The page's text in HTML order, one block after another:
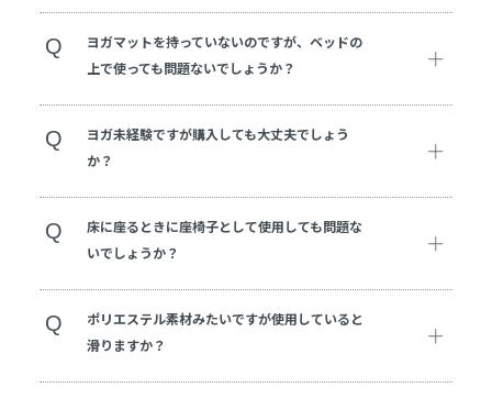
Q
ヨガマットを持っていないのですが、ベッドの
上で使っても問題ないでしょうか？
Q
ヨガ未経験ですが購入しても大丈夫でしょう
か？
Q
床に座るときに座椅子として使用しても問題な
いでしょうか？
Q
ポリエステル素材みたいですが使用していると
滑りますか？